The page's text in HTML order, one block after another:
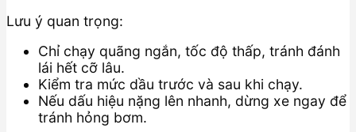
Lưu ý quan trọng:
Chỉ chạy quãng ngắn, tốc độ thấp, tránh đánh
lái hết cỡ lâu.
Kiểm tra mức dầu trước và sau khi chạy.
Nếu dấu hiệu nặng lên nhanh, dừng xe ngay để
tránh hỏng bơm.